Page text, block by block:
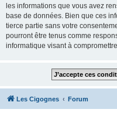
les informations que vous avez
base de données. Bien que ces
tierce partie sans votre
pourront être tenus comme
informatique visant à
Les Cigognes Forum